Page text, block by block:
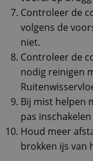
Controleer de
volgens de
niet.
Controleer de
nodig reinigen
Bij mist helpen
pas
Houd meer
brokken ijs van